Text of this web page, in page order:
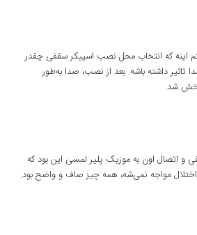
اینه که انتخاب محل نصب اسپیکر سقفی چقدر
داشته باشه. بعد از نصب، صدا به‌طور
شد.
و اتصال اون به موزیک پلیر لمسی این بود که
مواجه نمی‌شه، همه چیز صاف و واضح بود.